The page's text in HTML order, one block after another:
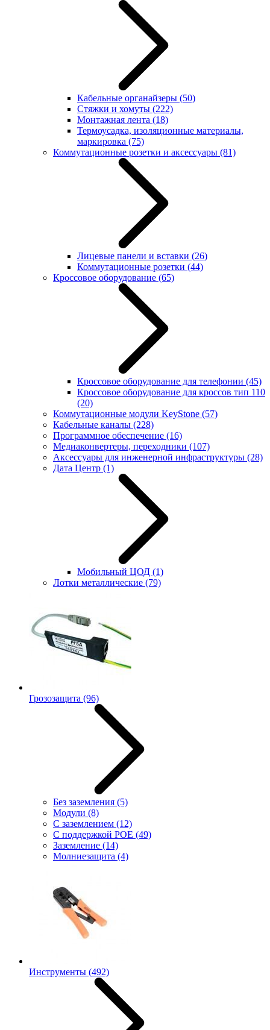
Кабельные органайзеры (50)
Стяжки и хомуты (222)
Монтажная лента (18)
Термоусадка, изоляционные материалы,
маркировка (75)
Коммутационные розетки и аксессуары (81)
Лицевые панели и вставки (26)
Коммутационные розетки (44)
Кроссовое оборудование (65)
Кроссовое оборудование для телефонии (45)
Кроссовое оборудование для кроссов тип 110
(20)
Коммутационные модули KeyStone (57)
Кабельные каналы (228)
Программное обеспечение (16)
Медиаконвертеры, переходники (107)
Аксессуары для инженерной инфраструктуры (28)
Дата Центр (1)
Мобильный ЦОД (1)
Лотки металлические (79)
Грозозащита (96)
Без заземления (5)
Модули (8)
С заземлением (12)
С поддержкой POE (49)
Заземление (14)
Молниезащита (4)
Инструменты (492)